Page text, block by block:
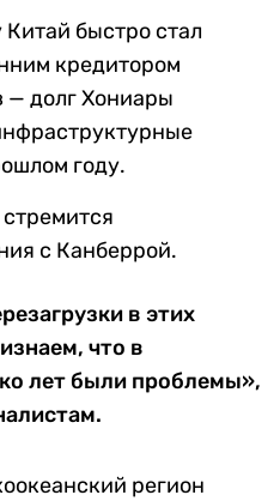
Китай быстро стал
кредитором
— долг Хониары
году.
с Канберрой.
в этих
что в
лет были проблемы»,
регион